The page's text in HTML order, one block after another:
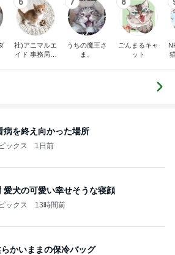
6
社)アニマルエ
イド 事務局＆
7
うちの魔王さ
ま。
8
ごんまるキャ
ット
病を終え向かった場所
ックス 1日前
愛犬の可愛い幸せそうな寝顔
ックス 13時間前
かいままの保冷バッグ